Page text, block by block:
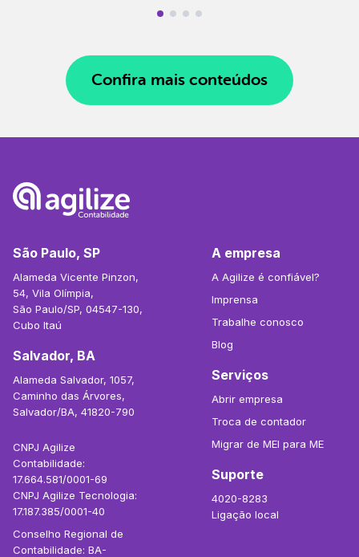
Confira mais conteúdos
São Paulo, SP
Alameda Vicente Pinzon,
54, Vila Olímpia,
São Paulo/SP, 04547-130,
Cubo Itaú
Salvador, BA
Alameda Salvador, 1057,
Caminho das Árvores,
Salvador/BA, 41820-790
CNPJ Agilize
Contabilidade:
17.664.581/0001-69
CNPJ Agilize Tecnologia:
17.187.385/0001-40
Conselho Regional de
Contabilidade: BA-
A empresa
A Agilize é confiável?
Imprensa
Trabalhe conosco
Blog
Serviços
Abrir empresa
Troca de contador
Migrar de MEI para ME
Suporte
4020-8283
Ligação local